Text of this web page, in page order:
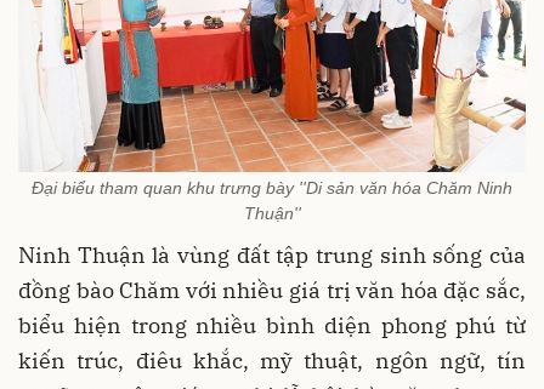
Đại biểu tham quan khu trưng bày ''Di sản văn hóa Chăm Ninh
Thuận''
Ninh Thuận là vùng đất tập trung sinh sống của
đồng bào Chăm với nhiều giá trị văn hóa đặc sắc,
biểu hiện trong nhiều bình diện phong phú từ
kiến trúc, điêu khắc, mỹ thuật, ngôn ngữ, tín